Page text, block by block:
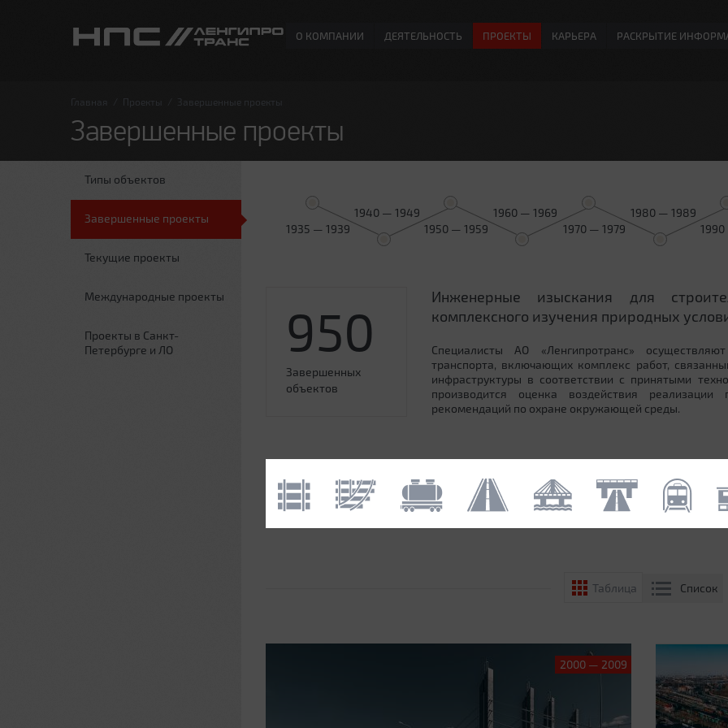
О КОМПАНИИ ДЕЯТЕЛЬНОСТЬ ПРОЕКТЫ КАРЬЕРА РАСКРЫТИЕ
Главная Проекты Завершенные проекты
Завершенные проекты
Типы объектов
Завершенные проекты
Текущие проекты
Международные проекты
Проекты в Санкт-
Петербурге и ЛО
1935 — 1939
1940 — 1949
1950 — 1959
1960 — 1969
1970 — 1979
1980 — 1989
950
Завершенных
объектов
Инженерные изыскания для
комплексного изучения природных
Специалисты АО «Ленгипротранс»
транспорта, включающих комплекс работ,
инфраструктуры в соответствии с принятыми
производится оценка воздействия
рекомендаций по охране окружающей среды.
Таблица Список
2000 — 2009